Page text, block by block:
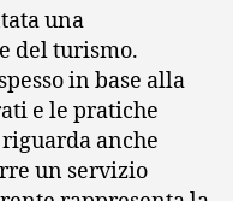
una
del turismo.
in base alla
e le pratiche
anche
un servizio